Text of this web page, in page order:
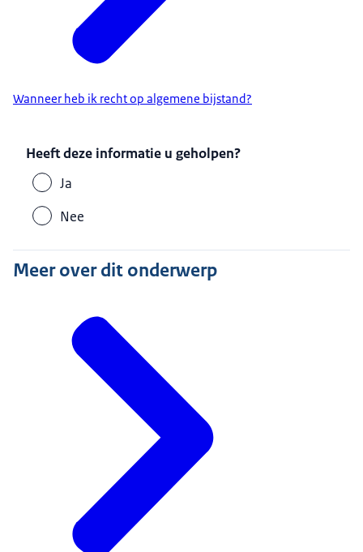
Wanneer heb ik recht op algemene bijstand?
Heeft deze informatie u geholpen?
Ja
Nee
Meer over dit onderwerp